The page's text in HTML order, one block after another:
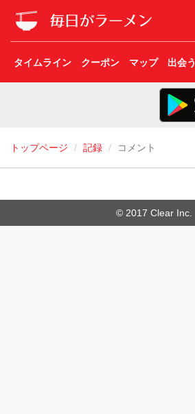
タイムライン クーポン マップ 出会う
トップページ 記録 コメント
© 2017 Clear Inc.